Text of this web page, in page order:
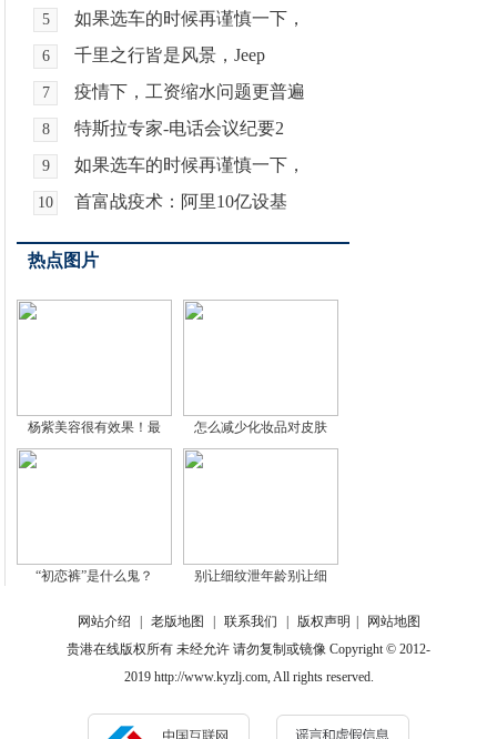
5 如果选车的时候再谨慎一下，
6 千里之行皆是风景，Jeep
7 疫情下，工资缩水问题更普遍
8 特斯拉专家-电话会议纪要2
9 如果选车的时候再谨慎一下，
10 首富战疫术：阿里10亿设基
热点图片
杨紫美容很有效果！最 怎么减少化妆品对皮肤
“初恋裤”是什么鬼？ 别让细纹泄年龄别让细
网站介绍 老版地图 联系我们 版权声明
网站地图
贵港在线版权所有 未经允许 请勿复制或镜像 Copyright © 2012-
2019 http://www.kyzlj.com, All rights reserved.